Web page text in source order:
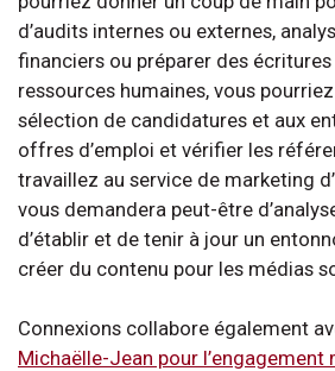
d’audits internes ou externes,
financiers ou préparer des écritures
ressources humaines, vous
sélection de candidatures et aux
offres d’emploi et vérifier les
travaillez au service de marketing
vous demandera peut-être
d’établir et de tenir à jour un
créer du contenu pour les médias
Connexions collabore également
Michaëlle-Jean pour l’engagement